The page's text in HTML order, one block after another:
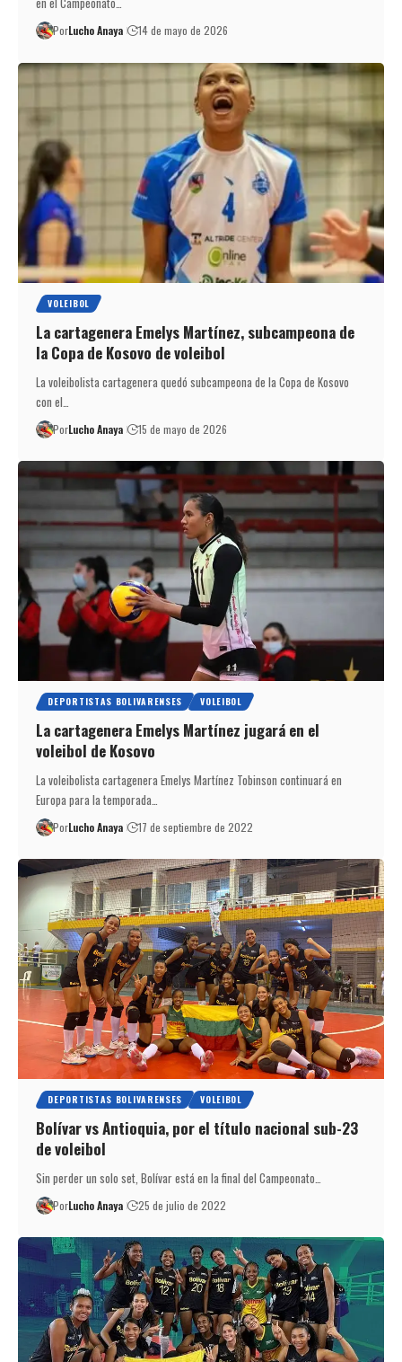
PorLucho Anaya 14 de mayo de 2026
VOLEIBOL
La cartagenera Emelys Martínez, subcampeona de
la Copa de Kosovo de voleibol
La voleibolista cartagenera quedó subcampeona de la Copa de Kosovo
con el…
PorLucho Anaya 15 de mayo de 2026
DEPORTISTAS BOLIVARENSES VOLEIBOL
La cartagenera Emelys Martínez jugará en el
voleibol de Kosovo
La voleibolista cartagenera Emelys Martínez Tobinson continuará en
Europa para la temporada…
PorLucho Anaya 17 de septiembre de 2022
DEPORTISTAS BOLIVARENSES VOLEIBOL
Bolívar vs Antioquia, por el título nacional sub-23
de voleibol
Sin perder un solo set, Bolívar está en la final del Campeonato…
PorLucho Anaya 25 de julio de 2022